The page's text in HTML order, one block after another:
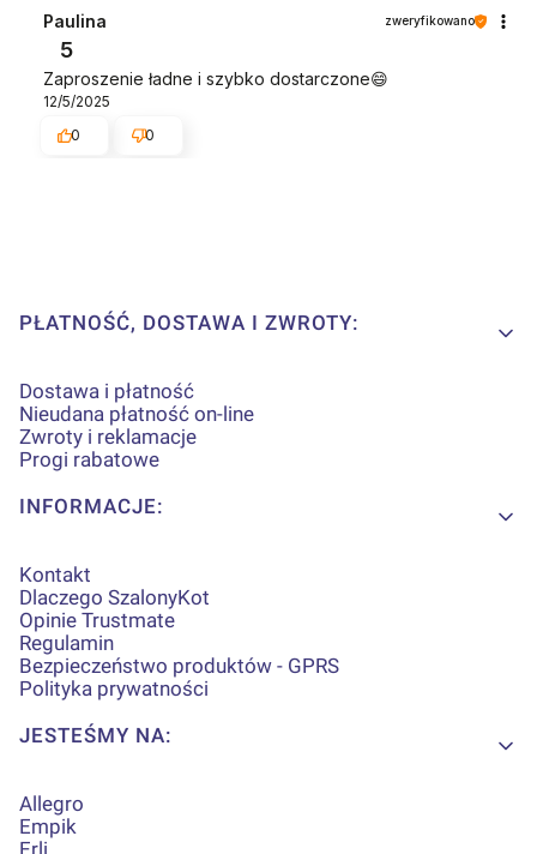
Paulina zweryfikowano
5
Zaproszenie ładne i szybko dostarczone😄
12/5/2025
0
0
Linki w stopce
PŁATNOŚĆ, DOSTAWA I ZWROTY:
Dostawa i płatność
Nieudana płatność on-line
Zwroty i reklamacje
Progi rabatowe
INFORMACJE:
Kontakt
Dlaczego SzalonyKot
Opinie Trustmate
Regulamin
Bezpieczeństwo produktów - GPRS
Polityka prywatności
JESTEŚMY NA:
Allegro
Empik
Erli